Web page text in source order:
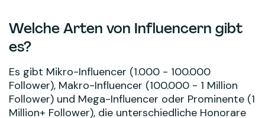
Welche Arten von Influencern gibt
es?
Es gibt Mikro-Influencer (1.000 - 100.000
Follower), Makro-Influencer (100.000 - 1 Million
Follower) und Mega-Influencer oder Prominente (1
Million+ Follower), die unterschiedliche Honorare